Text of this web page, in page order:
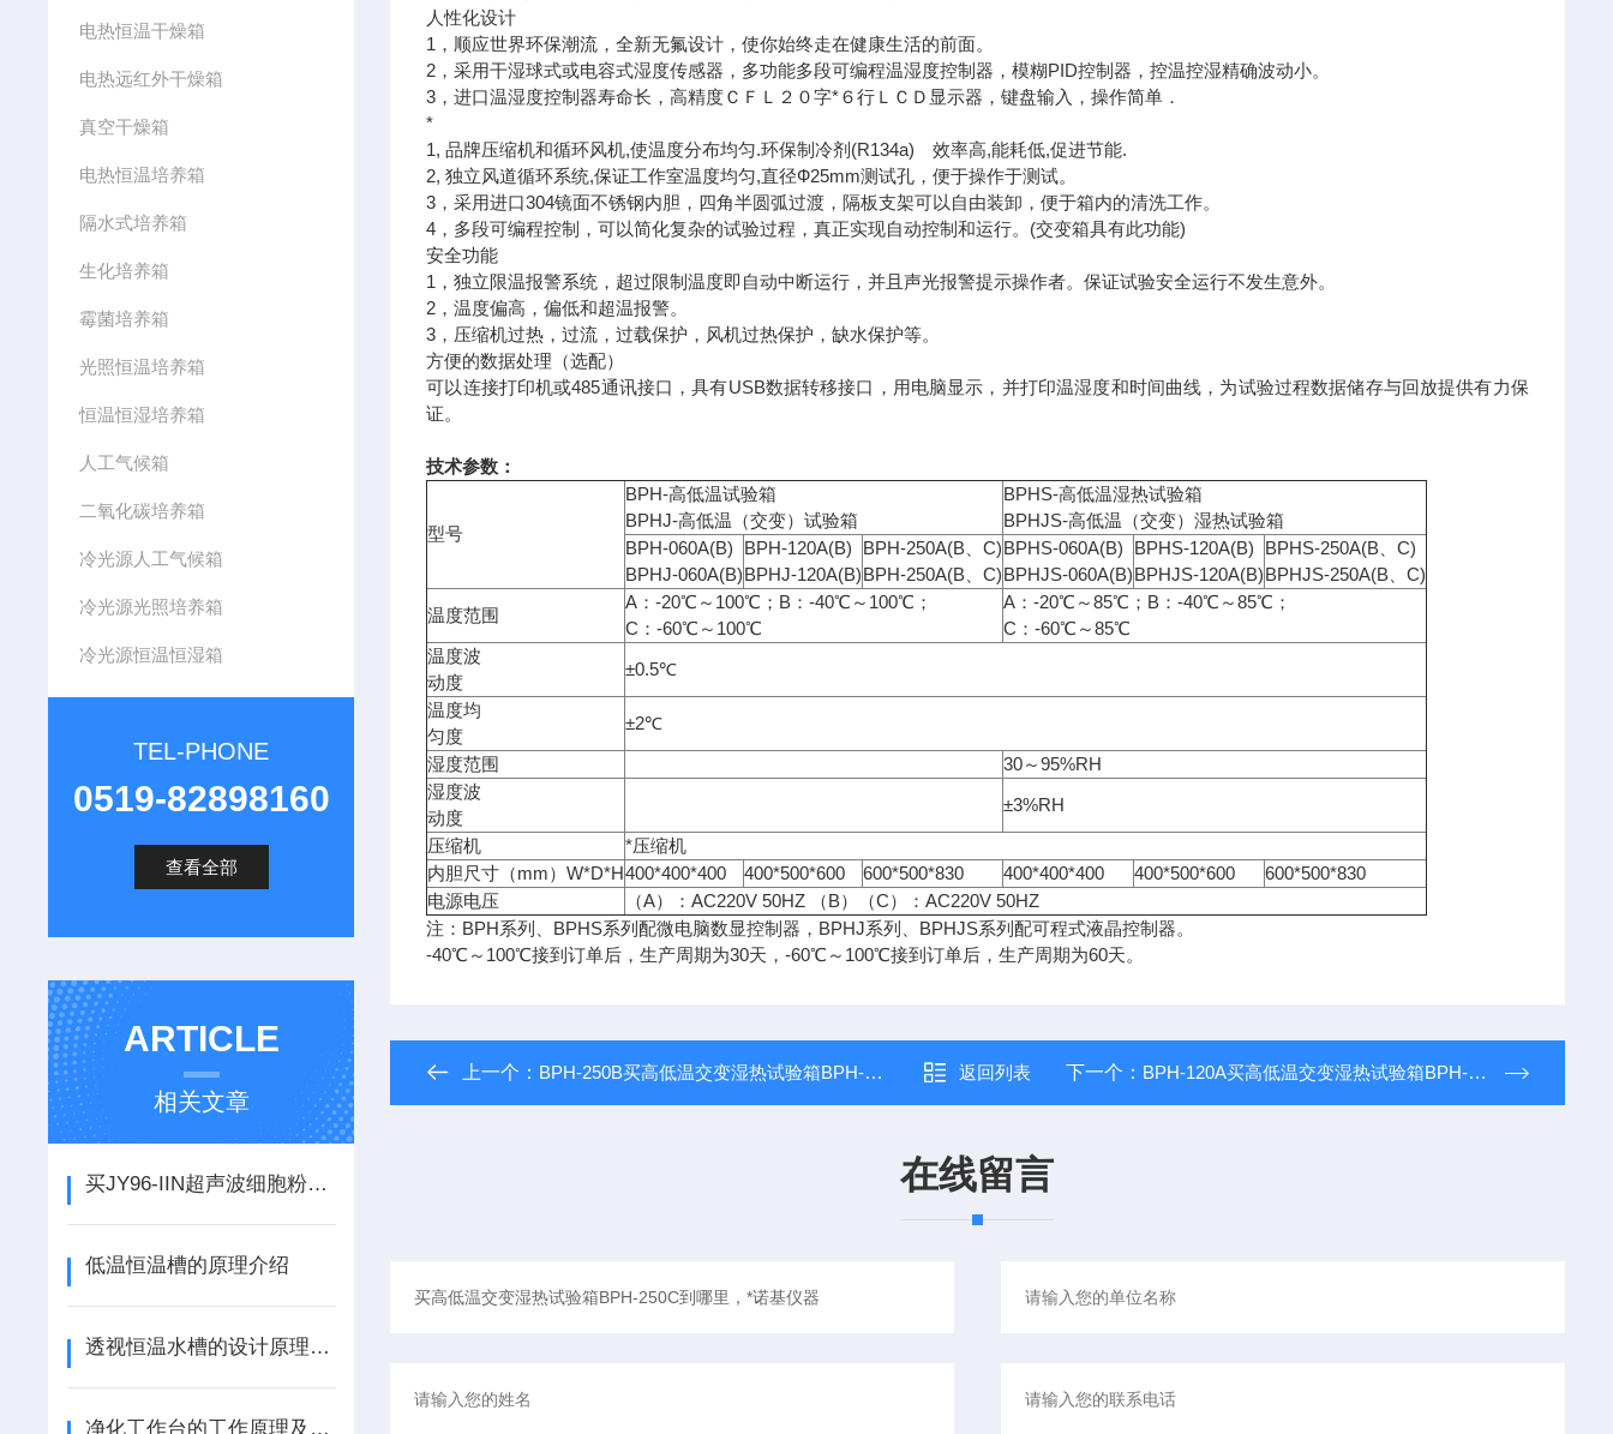
电热恒温干燥箱
电热远红外干燥箱
真空干燥箱
电热恒温培养箱
隔水式培养箱
生化培养箱
霉菌培养箱
光照恒温培养箱
恒温恒湿培养箱
人工气候箱
二氧化碳培养箱
冷光源人工气候箱
冷光源光照培养箱
冷光源恒温恒湿箱
TEL-PHONE
0519-82898160
查看全部
ARTICLE
相关文章
买JY96-IIN超声波细胞粉碎机常州诺基
低温恒温槽的原理介绍
透视恒温水槽的设计原理体现在哪些方面？
净化工作台的工作原理及分类
人性化设计
1，顺应世界环保潮流，全新无氟设计，使你始终走在健康生活的前面。
2，采用干湿球式或电容式湿度传感器，多功能多段可编程温湿度控制器，模糊PID控制器，控温控湿精确波动小。
3，进口温湿度控制器寿命长，高精度ＣＦＬ２０字*６行ＬＣＤ显示器，键盘输入，操作简单．
*
1, 品牌压缩机和循环风机,使温度分布均匀.环保制冷剂(R134a) 效率高,能耗低,促进节能.
2, 独立风道循环系统,保证工作室温度均匀,直径Ф25mm测试孔，便于操作于测试。
3，采用进口304镜面不锈钢内胆，四角半圆弧过渡，隔板支架可以自由装卸，便于箱内的清洗工作。
4，多段可编程控制，可以简化复杂的试验过程，真正实现自动控制和运行。(交变箱具有此功能)
安全功能
1，独立限温报警系统，超过限制温度即自动中断运行，并且声光报警提示操作者。保证试验安全运行不发生意外。
2，温度偏高，偏低和超温报警。
3，压缩机过热，过流，过载保护，风机过热保护，缺水保护等。
方便的数据处理（选配）
可以连接打印机或485通讯接口，具有USB数据转移接口，用电脑显示，并打印温湿度和时间曲线，为试验过程数据储存与回放提供有力保
证。
技术参数：
型号
BPH-高低温试验箱
BPHJ-高低温（交变）试验箱
BPHS-高低温湿热试验箱
BPHJS-高低温（交变）湿热试验箱
BPH-060A(B)
BPHJ-060A(B)
BPH-120A(B)
BPHJ-120A(B)
BPH-250A(B、C)
BPH-250A(B、C)
BPHS-060A(B)
BPHJS-060A(B)
BPHS-120A(B)
BPHJS-120A(B)
BPHS-250A(B、C)
BPHJS-250A(B、C)
温度范围
A：-20℃～100℃；B：-40℃～100℃；
C：-60℃～100℃
A：-20℃～85℃；B：-40℃～85℃；
C：-60℃～85℃
温度波
动度
±0.5℃
温度均
匀度
±2℃
湿度范围
30～95%RH
湿度波
动度
±3%RH
压缩机
*压缩机
内胆尺寸（mm）W*D*H400*400*400 400*500*600 600*500*830 400*400*400 400*500*600
600*500*830
电源电压
（A）：AC220V 50HZ （B）（C）：AC220V 50HZ
注：BPH系列、BPHS系列配微电脑数显控制器，BPHJ系列、BPHJS系列配可程式液晶控制器。
-40℃～100℃接到订单后，生产周期为30天，-60℃～100℃接到订单后，生产周期为60天。
上一个： BPH-250B买高低温交变湿热试验箱BPH-250B到哪里，*诺基仪器 返回列表 下一个： BPH-120A买高低温交变湿热试验箱BPH-120A到哪里，*诺基仪器
在线留言